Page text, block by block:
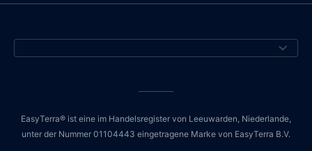
EasyTerra® ist eine im Handelsregister von Leeuwarden, Niederlande,
unter der Nummer 01104443 eingetragene Marke von EasyTerra B.V.